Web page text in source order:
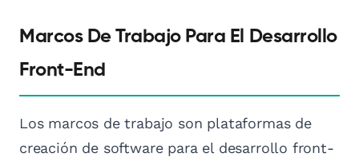
Marcos De Trabajo Para El Desarrollo
Front-End
Los marcos de trabajo son plataformas de
creación de software para el desarrollo front-